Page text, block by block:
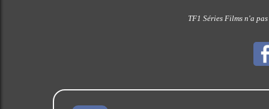
TF1 Séries Films n'a